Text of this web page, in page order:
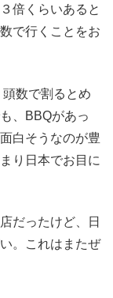
倍くらいあると
で行くことをお
数で割るとめ
、BBQがあっ
白そうなのが豊
り日本でお目に
だったけど、日
。これはまたぜ